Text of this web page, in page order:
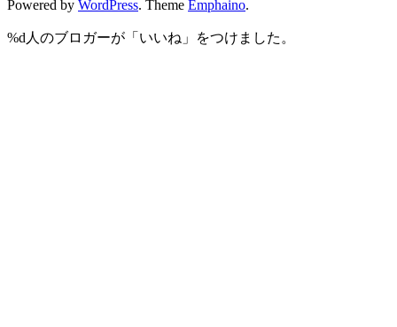
Powered by WordPress. Theme Emphaino.
%d 人のブロガーが「いいね」をつけました。